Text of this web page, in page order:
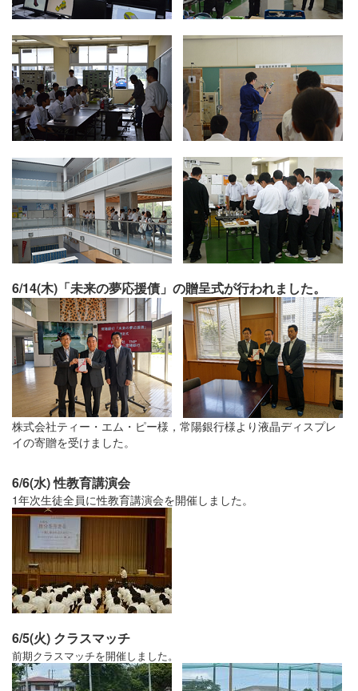
6/14(木) 「未来の夢応援債」の贈呈式が行われました。
株式会社ティー・エム・ピー様，常陽銀行様より液晶ディスプレ
イの寄贈を受けました。
6/6(水) 性教育講演会
1年次生徒全員に性教育講演会を開催しました。
6/5(火) クラスマッチ
前期クラスマッチを開催しました。